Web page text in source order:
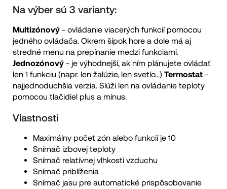
Na výber sú 3 varianty:
Multizónový - ovládanie viacerých funkcií pomocou
jedného ovládača. Okrem šípok hore a dole má aj
stredné menu na prepínanie medzi funkciami.
Jednozónový - je výhodnejší, ak ním plánujete ovládať
len 1 funkciu (napr. len žalúzie, len svetlo...) Termostat -
najjednoduchšia verzia. Slúži len na ovládanie teploty
pomocou tlačidiel plus a mínus.
Vlastnosti
Maximálny počet zón alebo funkcií je 10
Snímač izbovej teploty
Snímač relatívnej vlhkosti vzduchu
Snímač priblíženia
Snímač jasu pre automatické prispôsobovanie